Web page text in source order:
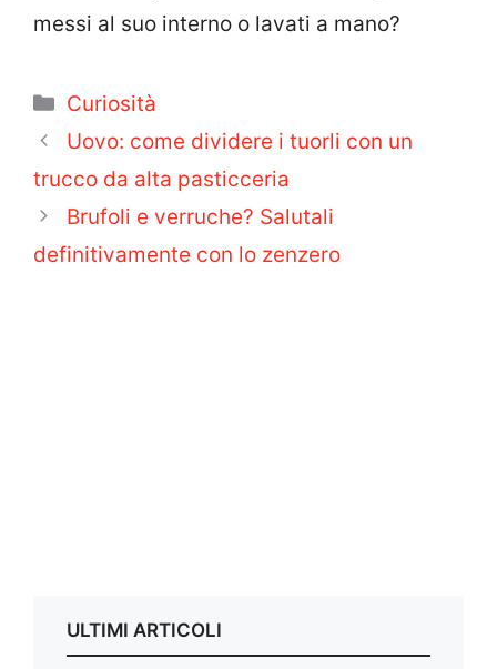
messi al suo interno o lavati a mano?
Categorie
Curiosità
Uovo: come dividere i tuorli con un
trucco da alta pasticceria
Brufoli e verruche? Salutali
definitivamente con lo zenzero
ULTIMI ARTICOLI